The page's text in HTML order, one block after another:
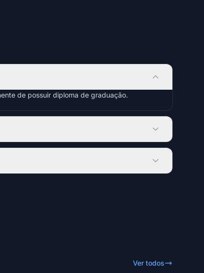
de possuir diploma de graduação.
Ver todos